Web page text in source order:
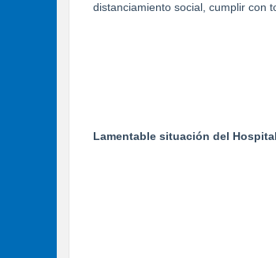
distanciamiento social, cumplir con
Lamentable situación del